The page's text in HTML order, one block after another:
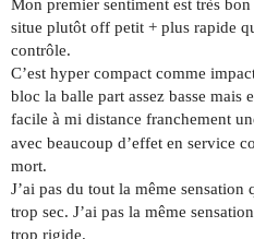
Mon premier sentiment est très
situe plutôt off petit + plus rapide
contrôle.
C’est hyper compact comme
bloc la balle part assez basse mais
facile à mi distance franchement
avec beaucoup d’effet en service
mort.
J’ai pas du tout la même sensation
trop sec. J’ai pas la même
trop rigide.